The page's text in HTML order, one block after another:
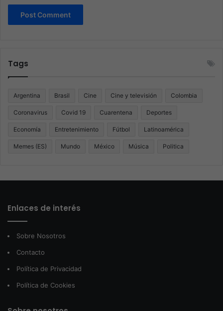
Tags
Argentina Brasil Cine Cine y televisión Colombia
Coronavirus Covid 19 Cuarentena Deportes
Economía Entretenimiento Fútbol Latinoamérica
Memes (ES) Mundo México Música Politica
Enlaces de interés
Sobre Nosotros
Contacto
Política de Privacidad
Política de Cookies